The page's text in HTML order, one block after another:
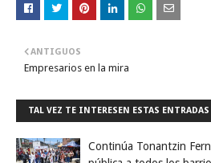
ANTIGUOS
Empresarios en la mira
TAL VEZ TE INTERESEN ESTAS ENTRADAS
Continúa Tonantzin